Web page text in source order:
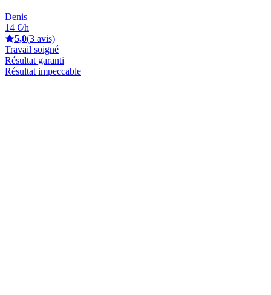
Denis
14 €/h
5,0(3 avis)
Travail soigné
Résultat garanti
Résultat impeccable